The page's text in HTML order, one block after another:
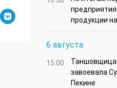
продукции
6 августа
15:00
Таншовщица
завоевала
Пекине